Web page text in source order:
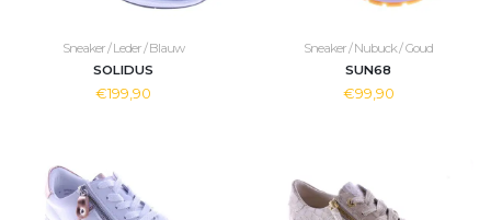
Sneaker / Leder / Blauw
SOLIDUS
€199,90
Sneaker / Nubuck / Goud
SUN68
€99,90